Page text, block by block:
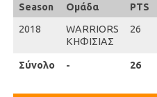
Season
2018
Σύνολο
Season Ομάδα PTS
2018
WARRIORS
ΚΗΦΙΣΙΑΣ
26
Σύνολο - 26